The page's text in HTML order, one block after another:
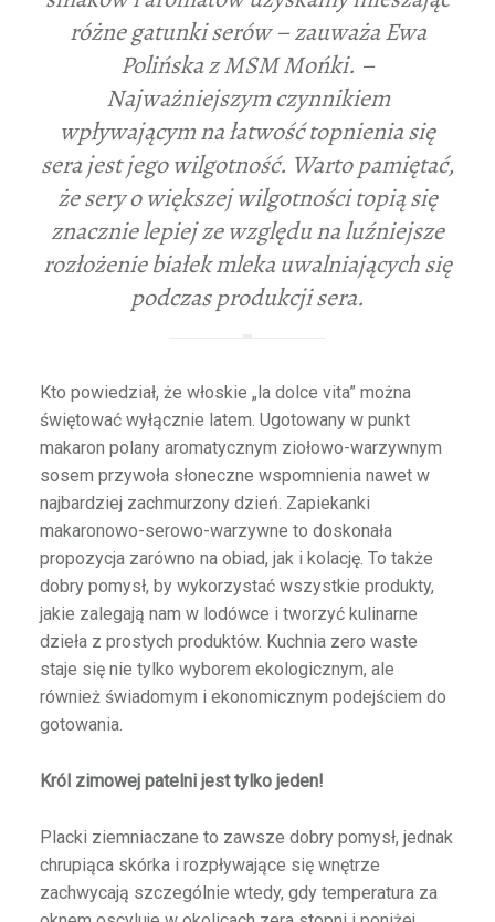
różne gatunki serów – zauważa Ewa
Polińska z MSM Mońki. –
Najważniejszym czynnikiem
wpływającym na łatwość topnienia się
sera jest jego wilgotność. Warto pamiętać,
że sery o większej wilgotności topią się
znacznie lepiej ze względu na luźniejsze
rozłożenie białek mleka uwalniających się
podczas produkcji sera.
Kto powiedział, że włoskie „la dolce vita” można
świętować wyłącznie latem. Ugotowany w punkt
makaron polany aromatycznym ziołowo-warzywnym
sosem przywoła słoneczne wspomnienia nawet w
najbardziej zachmurzony dzień. Zapiekanki
makaronowo-serowo-warzywne to doskonała
propozycja zarówno na obiad, jak i kolację. To także
dobry pomysł, by wykorzystać wszystkie produkty,
jakie zalegają nam w lodówce i tworzyć kulinarne
dzieła z prostych produktów. Kuchnia zero waste
staje się nie tylko wyborem ekologicznym, ale
również świadomym i ekonomicznym podejściem do
gotowania.
Król zimowej patelni jest tylko jeden!
Placki ziemniaczane to zawsze dobry pomysł, jednak
chrupiąca skórka i rozpływające się wnętrze
zachwycają szczególnie wtedy, gdy temperatura za